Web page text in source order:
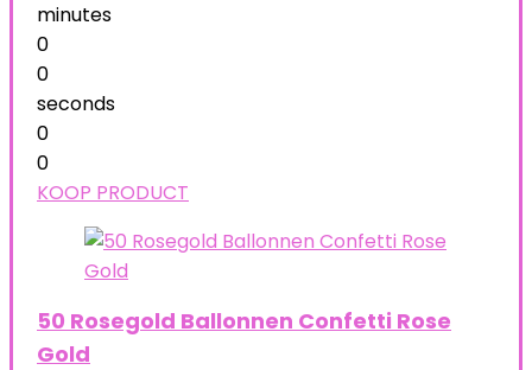
minutes
0
0
seconds
0
0
KOOP PRODUCT
50 Rosegold Ballonnen Confetti Rose
Gold